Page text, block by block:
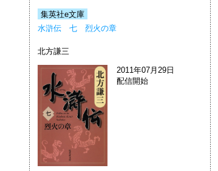
集英社e文庫
水滸伝 七 烈火の章
北方謙三
2011年07月29日
配信開始